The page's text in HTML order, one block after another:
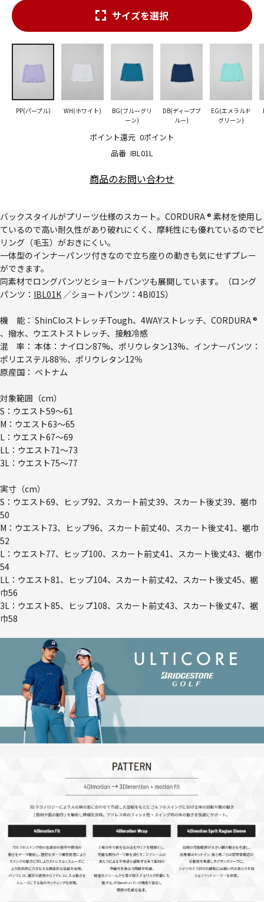
品番 IBL01L
ポイント還元 0ポイント
サイズを選択
PP(パープル) WH(ホワイト)
BG(ブルーグリ
ーン)
DB(ディープブ
ルー)
EG(エメラルド
グリーン)
商品のお問い合わせ
バックスタイルがプリーツ仕様のスカート。CORDURA ® 素材を使用し
ているので高い耐久性があり破れにくく、摩耗性にも優れているのでピ
リング（毛玉）がおきにくい。
一体型のインナーパンツ付きなので立ち座りの動きも気にせずプレー
ができます。
同素材でロングパンツとショートパンツも展開しています。（ロング
パンツ： IBL01K ／ショートパンツ： 4BI01S）
機 能： ShinCloストレッチTough、4WAYストレッチ、CORDURA ®
、撥水、ウエストストレッチ、接触冷感
混 率： 本体：ナイロン87%、ポリウレタン13%、インナーパンツ：
ポリエステル88％、ポリウレタン12％
原産国： ベトナム
対象範囲（cm）
S：ウエスト59～61
M：ウエスト63～65
L：ウエスト67～69
LL：ウエスト71～73
3L：ウエスト75～77
実寸（cm）
S：ウエスト69、ヒップ92、スカート前丈39、スカート後丈39、裾巾
50
M：ウエスト73、ヒップ96、スカート前丈40、スカート後丈41、裾巾
52
L：ウエスト77、ヒップ100、スカート前丈41、スカート後丈43、裾巾
54
LL：ウエスト81、ヒップ104、スカート前丈42、スカート後丈45、裾
巾56
3L：ウエスト85、ヒップ108、スカート前丈43、スカート後丈47、裾
巾58